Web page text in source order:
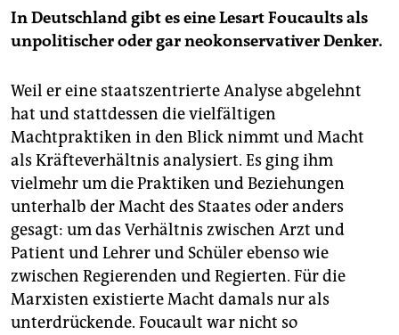
In Deutschland gibt es eine Lesart Foucaults als
unpolitischer oder gar neokonservativer Denker.
Weil er eine staatszentrierte Analyse abgelehnt
hat und stattdessen die vielfältigen
Machtpraktiken in den Blick nimmt und Macht
als Kräfteverhältnis analysiert. Es ging ihm
vielmehr um die Praktiken und Beziehungen
unterhalb der Macht des Staates oder anders
gesagt: um das Verhältnis zwischen Arzt und
Patient und Lehrer und Schüler ebenso wie
zwischen Regierenden und Regierten. Für die
Marxisten existierte Macht damals nur als
unterdrückende. Foucault war nicht so